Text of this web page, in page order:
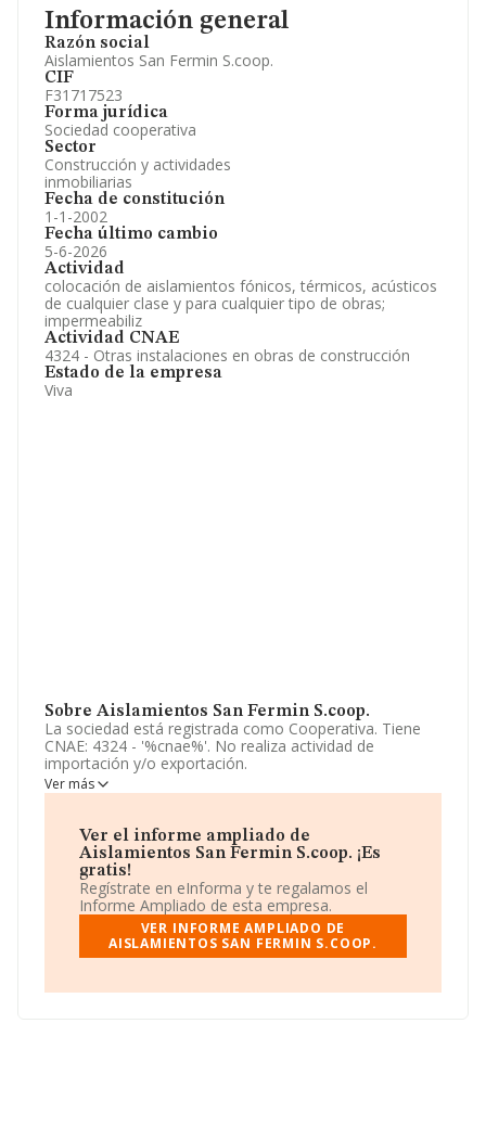
Información general
Razón social
Aislamientos San Fermin S.coop.
CIF
F31717523
Forma jurídica
Sociedad cooperativa
Sector
Construcción y actividades
inmobiliarias
Fecha de constitución
1-1-2002
Fecha último cambio
5-6-2026
Actividad
colocación de aislamientos fónicos, térmicos, acústicos
de cualquier clase y para cualquier tipo de obras;
impermeabiliz
Actividad CNAE
4324 - Otras instalaciones en obras de construcción
Estado de la empresa
Viva
Sobre Aislamientos San Fermin S.coop.
La sociedad está registrada como Cooperativa. Tiene
CNAE: 4324 - '%cnae%'. No realiza actividad de
importación y/o exportación.
La sociedadAislamientos San Fermin S.Coop, con
en Poligono Belanbutzu núm. 6, (31192), Tajonar,
Navarra.
En base a la información de la que dispone INFORMA
sobre 13.870 compañías, la facturación en el ámbito
nacional alcanza los 4.510 millones de euros y se estima
que el promedio de la facturación entre todas las
empresas es de 325 mil euros. Teniendo en cuenta la
INFORMA aparecen 215 empresas, con ventas en el
Ver más
Ver el informe ampliado de
Aislamientos San Fermin S.coop. ¡Es
gratis!
Regístrate en eInforma y te regalamos el
Informe Ampliado de esta empresa.
VER INFORME AMPLIADO DE
AISLAMIENTOS SAN FERMIN S.COOP.
Información oficial y registral complementaria.